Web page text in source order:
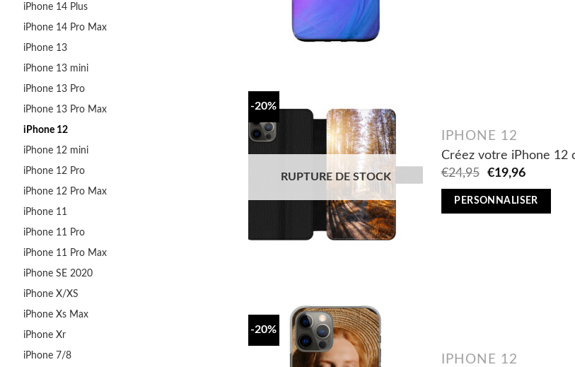
iPhone 14 Plus
iPhone 14 Pro Max
iPhone 13
iPhone 13 mini
iPhone 13 Pro
iPhone 13 Pro Max
iPhone 12
iPhone 12 mini
iPhone 12 Pro
iPhone 12 Pro Max
iPhone 11
iPhone 11 Pro
iPhone 11 Pro Max
iPhone SE 2020
iPhone X/XS
iPhone Xs Max
iPhone Xr
iPhone 7/8
-20%
RUPTURE DE STOCK
IPHONE 12
Créez votre iPhone 12
€24,95
Original
was:
€19,96Current
is:
PERSONNALISER
-20%
IPHONE 12